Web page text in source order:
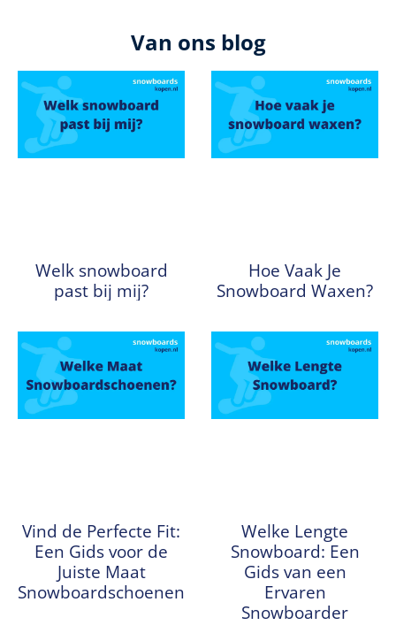
Van ons blog
Welk snowboard
past bij mij?
Hoe Vaak Je
Snowboard Waxen?
Vind de Perfecte Fit:
Een Gids voor de
Juiste Maat
Snowboardschoenen
Welke Lengte
Snowboard: Een
Gids van een
Ervaren
Snowboarder